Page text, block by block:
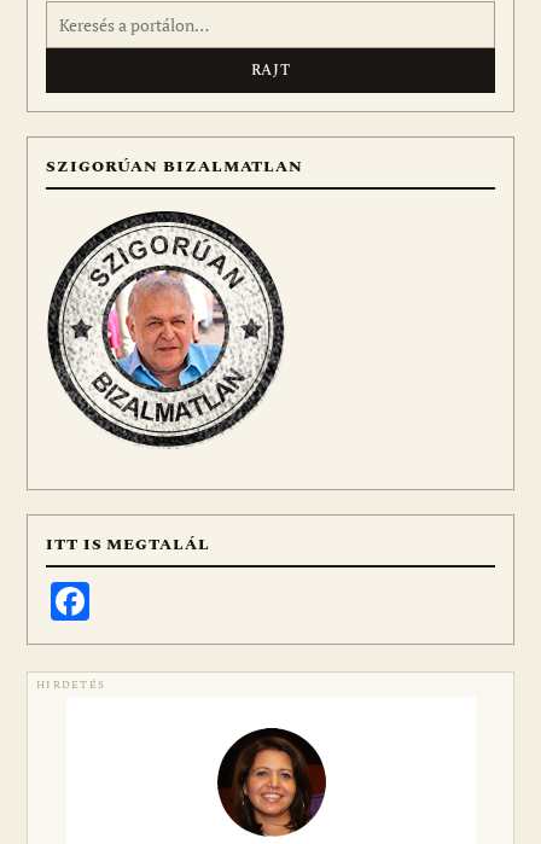
Keresés:
SZIGORÚAN BIZALMATLAN
ITT IS MEGTALÁL
HIRDETÉS